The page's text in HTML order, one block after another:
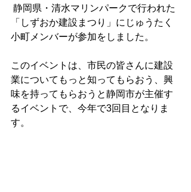
「しずおか建設まつり」にじゅうたく
小町メンバーが参加をしました。
このイベントは、市民の皆さんに建設
業についてもっと知ってもらおう、興
味を持ってもらおうと静岡市が主催す
るイベントで、今年で3回目となりま
す。